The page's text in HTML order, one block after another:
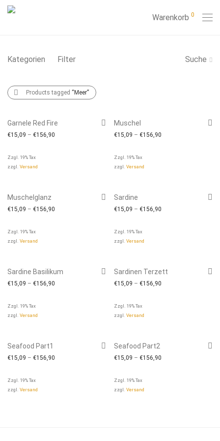
Warenkorb 0
Kategorien Filter Suche
Products tagged “Meer”
Garnele Red Fire
€15,09 – €156,90
Zzgl. 19% Tax
zzgl. Versand
Muschel
€15,09 – €156,90
Zzgl. 19% Tax
zzgl. Versand
Muschelglanz
€15,09 – €156,90
Zzgl. 19% Tax
zzgl. Versand
Sardine
€15,09 – €156,90
Zzgl. 19% Tax
zzgl. Versand
Sardine Basilikum
€15,09 – €156,90
Zzgl. 19% Tax
zzgl. Versand
Sardinen Terzett
€15,09 – €156,90
Zzgl. 19% Tax
zzgl. Versand
Seafood Part1
€15,09 – €156,90
Zzgl. 19% Tax
zzgl. Versand
Seafood Part2
€15,09 – €156,90
Zzgl. 19% Tax
zzgl. Versand